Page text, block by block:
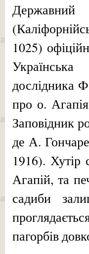
1025)
дослідника
про о.
Заповідник
де А.
1916). Хутір
Агапій, та
садиби
пагорбів